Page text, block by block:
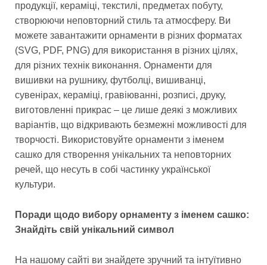
продукції, кераміці, текстилі, предметах побуту,
створюючи неповторний стиль та атмосферу. Ви
можете завантажити орнаменти в різних форматах
(SVG, PDF, PNG) для використання в різних цілях,
для різних технік виконання. Орнаменти для
вишивки на рушнику, футболці, вишиванці,
сувенірах, кераміці, гравіюванні, розписі, друку,
виготовленні прикрас – це лише деякі з можливих
варіантів, що відкривають безмежні можливості для
творчості. Використовуйте орнаменти з іменем
сашко для створення унікальних та неповторних
речей, що несуть в собі частинку української
культури.
Поради щодо вибору орнаменту з іменем сашко:
Знайдіть свій унікальний символ
На нашому сайті ви знайдете зручний та інтуїтивно